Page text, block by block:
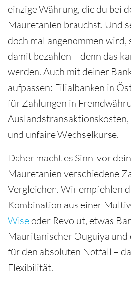
einzige Währung, die du bei
Mauretanien brauchst. Und
doch mal angenommen
damit bezahlen – denn das
werden. Auch mit deiner
aufpassen: Filialbanken in
für Zahlungen in
und unfaire Wechselkurse.
Daher macht es Sinn, vor
Mauretanien verschiedene
Vergleichen. Wir empfehlen
Kombination aus einer
Wise oder Revolut, etwas
Mauritanischer Ouguiya
für den absoluten Notfall –
Flexibilität.